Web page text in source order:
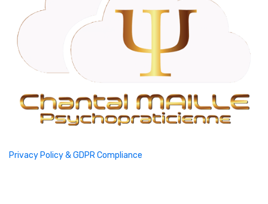
Privacy Policy & GDPR Compliance